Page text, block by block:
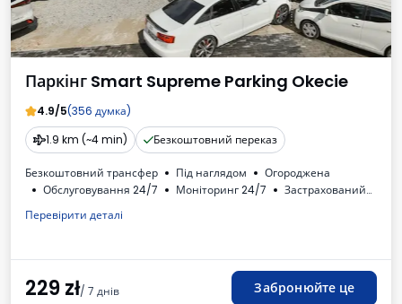
Паркінг Smart Supreme Parking Okecie
4.9/5(356 думка)
1.9 km (~4 min)
Безкоштовний переказ
Безкоштовний трансфер Під наглядом
Огороджена
Обслуговування 24/7
Моніторинг 24/7
Застрахований
ПДВ
Перевірити деталі
229zł/ 7 днів Забронюйте це